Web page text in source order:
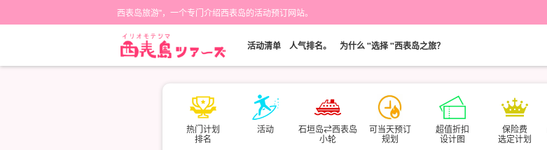
西表岛旅游"，一个专门介绍西表岛的活动预订网站。
活动清单 人气排名。 为什么 "选择 "西表岛之旅？
热门计划
排名
活动
石垣岛⇄西表岛
小轮
可当天预订
规划
超值折扣
设计图
保险费
选定计划